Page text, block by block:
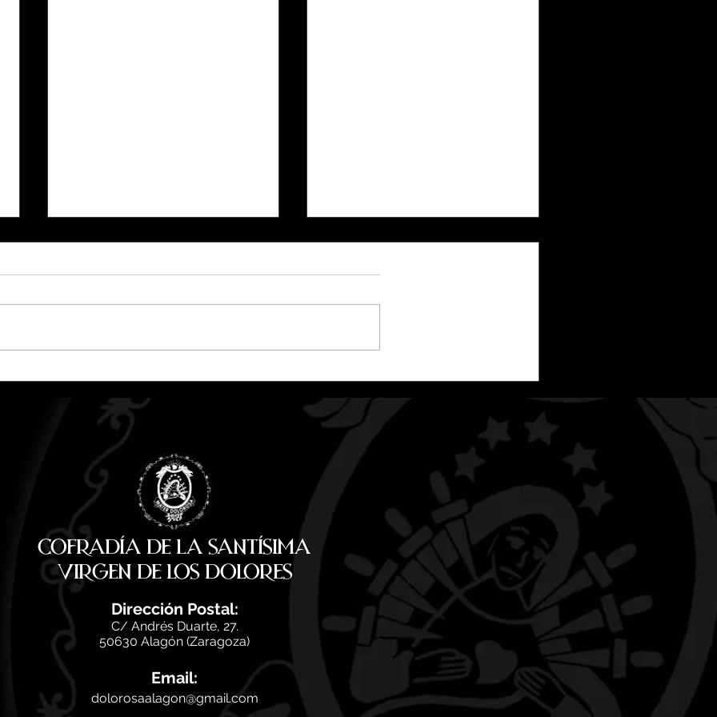
Pregón de Fiestas San Antonio
2026
pregoneras de las Fiestas de
San Antonio 2026
Cofradía de la Santísima
Virgen de los Dolores
Dirección Postal:
C/ Andrés Duarte, 27.
50630 Alagón (Zaragoza)
Email:
dolorosaalagon@gmail.com